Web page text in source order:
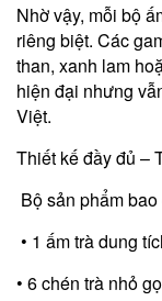
Nhờ vậy, mỗi bộ
riêng biệt. Các
than, xanh lam
hiện đại nhưng
Việt.
Thiết kế đầy đủ –
Bộ sản phẩm bao
• 1 ấm trà dung
• 6 chén trà nhỏ